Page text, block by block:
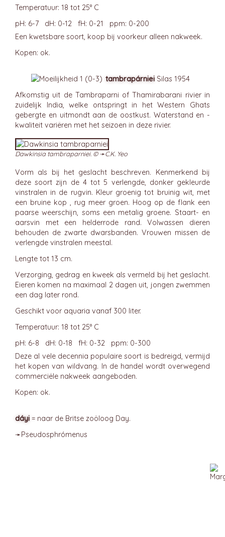
Temperatuur: 18 tot 25° C
pH: 6-7 dH: 0-12 fH: 0-21 ppm: 0-200
Een kwetsbare soort, koop bij voorkeur alleen nakweek.
Kopen: ok.
tambrapárniei Silas 1954
Afkomstig uit de Tambraparni of Thamirabarani rivier in
zuidelijk India, welke ontspringt in het Western Ghats
gebergte en uitmondt aan de oostkust. Waterstand en -
kwaliteit variëren met het seizoen in deze rivier.
Dawkinsia tambraparniei. © ➛C.K. Yeo
Vorm als bij het geslacht beschreven. Kenmerkend bij
deze soort zijn de 4 tot 5 verlengde, donker gekleurde
vinstralen in de rugvin. Kleur groenig tot bruinig wit, met
een bruine kop , rug meer groen. Hoog op de flank een
paarse weerschijn, soms een metalig groene. Staart- en
aarsvin met een helderrode rand. Volwassen dieren
behouden de zwarte dwarsbanden. Vrouwen missen de
verlengde vinstralen meestal.
Lengte tot 13 cm.
Verzorging, gedrag en kweek als vermeld bij het geslacht.
Eieren komen na maximaal 2 dagen uit, jongen zwemmen
een dag later rond.
Geschikt voor aquaria vanaf 300 liter.
Temperatuur: 18 tot 25° C
pH: 6-8 dH: 0-18 fH: 0-32 ppm: 0-300
Deze al vele decennia populaire soort is bedreigd, vermijd
het kopen van wildvang. In de handel wordt overwegend
commerciële nakweek aangeboden.
Kopen: ok.
dáyi = naar de Britse zoöloog Day.
➛Pseudosphrómenus